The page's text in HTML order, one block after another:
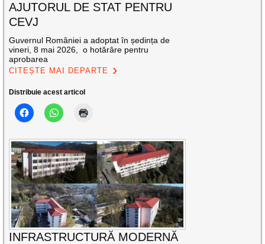
AJUTORUL DE STAT PENTRU
CEVJ
Guvernul României a adoptat în ședința de
vineri, 8 mai 2026, o hotărâre pentru
aprobarea
CITEȘTE MAI DEPARTE
Distribuie acest articol
INFRASTRUCTURĂ MODERNĂ